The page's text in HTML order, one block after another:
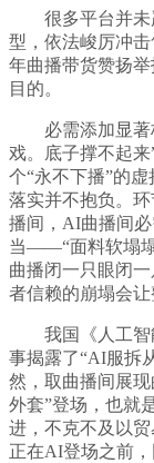
很多平台并未
型，依法峻厉冲
年曲播带货赞扬
目的。
必需添加显著
戏。底子撑不起
个“永不下播”的
落实并不抱负。
播间，AI曲播间
当——“面料软塌
曲播闭一只眼闭
者信赖的崩塌会让
我国《人工智
事揭露了“AI服拆
然，取曲播间展
外套”登场，也就
进，不克不及以贸
正在AI登场之前